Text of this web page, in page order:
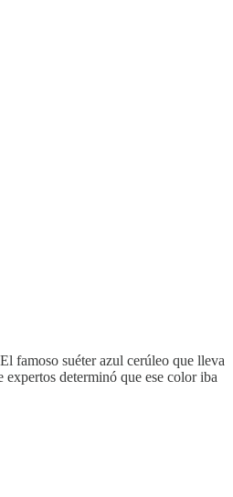
famoso suéter azul cerúleo que lleva
expertos determinó que ese color iba